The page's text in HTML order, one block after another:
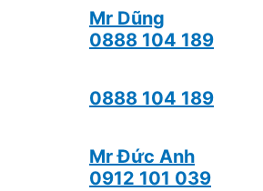
Mr Dũng
0888 104 189
0888 104 189
Mr Đức Anh
0912 101 039